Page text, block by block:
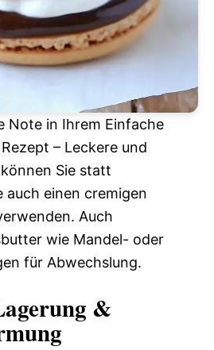
Note in Ihrem Einfache
– Leckere und
Sie statt
auch einen cremigen
Auch
wie Mandel- oder
für Abwechslung.
&